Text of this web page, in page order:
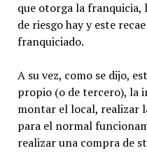
que otorga la
de riesgo hay y este
franquiciado.
A su vez, como se dijo,
propio (o de tercero), la
montar el local, realizar
para el normal
realizar una compra de